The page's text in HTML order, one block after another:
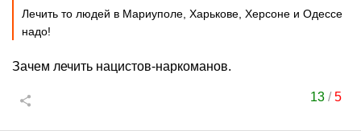
Лечить то людей в Мариуполе, Харькове, Херсоне и Одессе
надо!
Зачем лечить нацистов-наркоманов.
13 /5